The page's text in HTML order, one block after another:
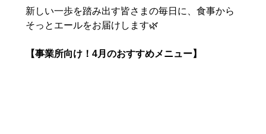
新しい一歩を踏み出す皆さまの毎日に、食事から
そっとエールをお届けします🌿
【事業所向け！4月のおすすめメニュー】